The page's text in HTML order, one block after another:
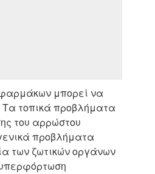
μπορεί να
Τα τοπικά προβλήματα
του αρρώστου
προβλήματα
των ζωτικών οργάνων